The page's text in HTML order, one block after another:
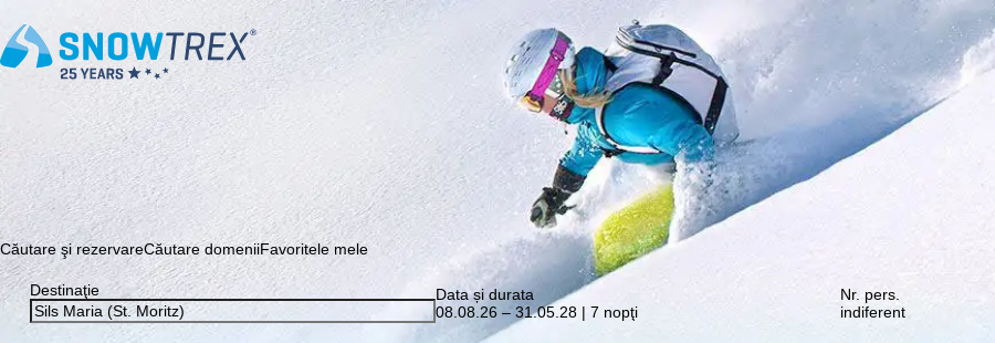
Abonaţi-vă la newsletter-ul nostru și aflați printre primii ce promoții vă așteaptă!
Căutare şi rezervareCăutare domeniiFavoritele mele
Destinaţie
Data și durata
08.08.26 – 31.05.28 | 7 nopţi
Nr. pers.
indiferent